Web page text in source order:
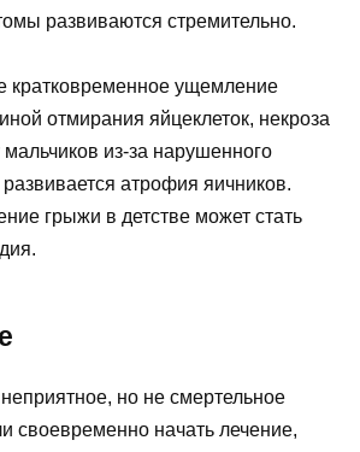
развиваются стремительно.
кратковременное ущемление
отмирания яйцеклеток, некроза
из-за нарушенного
атрофия яичников.
грыжи в детстве может стать
но не смертельное
своевременно начать лечение,